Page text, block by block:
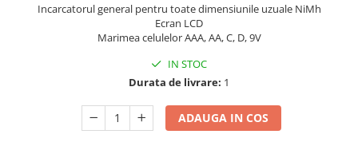
Incarcatorul general pentru toate dimensiunile uzuale NiMh
Ecran LCD
Marimea celulelor AAA, AA, C, D, 9V
IN STOC
Durata de livrare: 1
ADAUGA IN COS